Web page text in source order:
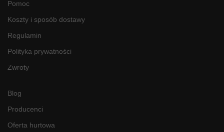
Pomoc
Koszty i sposób dostawy
Regulamin
Polityka prywatności
Zwroty
Blog
Producenci
Oferta hurtowa